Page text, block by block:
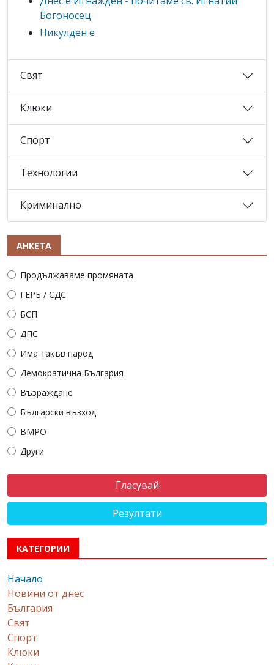
Богоносец
Никулден е
Свят
Клюки
Спорт
Технологии
Криминално
АНКЕТА
Продължаваме промяната
ГЕРБ / СДС
БСП
ДПС
Има такъв народ
Демократична България
Възраждане
Български възход
ВМРО
Други
Резултати
КАТЕГОРИИ
Начало
Новини от днес
България
Свят
Спорт
Клюки